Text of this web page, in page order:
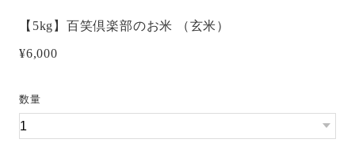
【5kg】百笑倶楽部のお米 （玄米）
¥6,000
数量